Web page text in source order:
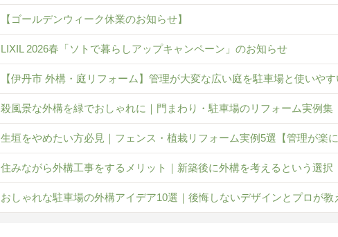
【ゴールデンウィーク休業のお知らせ】
LIXIL 2026春「ソトで暮らしアップキャンペーン」のお知らせ
【伊丹市 外構・庭リフォーム】管理が大変な広い庭を駐車場と使いや
殺風景な外構を緑でおしゃれに｜門まわり・駐車場のリフォーム実例集
生垣をやめたい方必見｜フェンス・植栽リフォーム実例5選【管理が楽
住みながら外構工事をするメリット｜新築後に外構を考えるという選択
おしゃれな駐車場の外構アイデア10選｜後悔しないデザインとプロが教